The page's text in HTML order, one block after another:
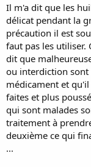
Il m'a dit que les
délicat pendant la
précaution il est
faut pas les utiliser.
dit que
ou interdiction sont
médicament et
faites et plus
qui sont malades
traitement à
deuxième ce qui
...